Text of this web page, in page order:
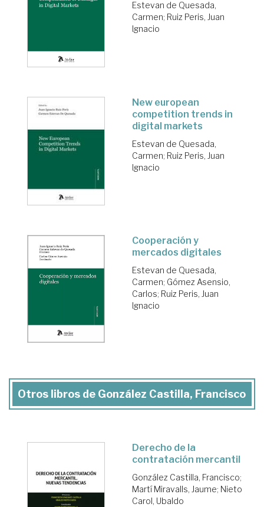
Estevan de Quesada,
Carmen; Ruiz Peris, Juan
Ignacio
New european
competition trends in
digital markets
Estevan de Quesada,
Carmen; Ruiz Peris, Juan
Ignacio
Cooperación y
mercados digitales
Estevan de Quesada,
Carmen; Gómez Asensio,
Carlos; Ruiz Peris, Juan
Ignacio
Otros libros de González Castilla, Francisco
Derecho de la
contratación mercantil
González Castilla, Francisco;
Martí Miravalls, Jaume; Nieto
Carol, Ubaldo